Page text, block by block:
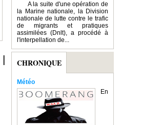
|
A la suite d'une opération de
la Marine nationale, la Division
nationale de lutte contre le trafic
de migrants et pratiques
assimilées (Dnlt), a procédé à
l'interpellation de...
CHRONIQUE
Météo
En